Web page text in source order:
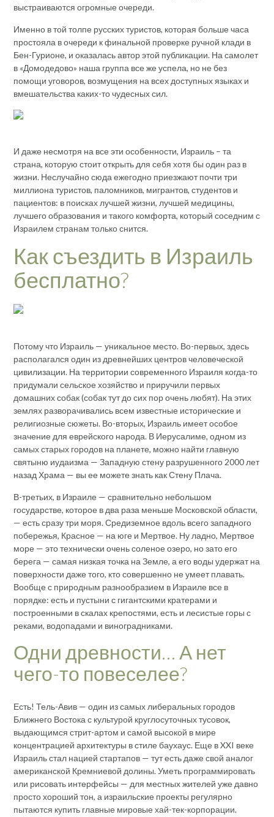
выстраиваются огромные очереди.
Именно в той толпе русских туристов, которая больше часа
простояла в очереди к финальной проверке ручной клади в
Бен-Гурионе, и оказалась автор этой публикации. На самолет
в «Домодедово» наша группа все же успела, но не без
помощи уговоров, возмущения на всех доступных языках и
вмешательства каких-то чудесных сил.
И даже несмотря на все эти особенности, Израиль – та
страна, которую стоит открыть для себя хотя бы один раз в
жизни. Неслучайно сюда ежегодно приезжают почти три
миллиона туристов, паломников, мигрантов, студентов и
пациентов: в поисках лучшей жизни, лучшей медицины,
лучшего образования и такого комфорта, который соседним с
Израилем странам только снится.
Как съездить в Израиль
бесплатно?
Потому что Израиль — уникальное место. Во-первых, здесь
располагался один из древнейших центров человеческой
цивилизации. На территории современного Израиля когда-то
придумали сельское хозяйство и приручили первых
домашних собак (собак тут до сих пор очень любят). На этих
землях разворачивались всем известные исторические и
религиозные сюжеты. Во-вторых, Израиль имеет особое
значение для еврейского народа. В Иерусалиме, одном из
самых старых городов на планете, можно найти главную
святыню иудаизма — Западную стену разрушенного 2000 лет
назад Храма — вы ее можете знать как Стену Плача.
В-третьих, в Израиле — сравнительно небольшом
государстве, которое в два раза меньше Московской области,
— есть сразу три моря. Средиземное вдоль всего западного
побережья, Красное — на юге и Мертвое. Ну ладно, Мертвое
море — это технически очень соленое озеро, но зато его
берега — самая низкая точка на Земле, а его воды удержат на
поверхности даже того, кто совершенно не умеет плавать.
Вообще с природным разнообразием в Израиле все в
порядке: есть и пустыни с гигантскими кратерами и
построенными в скалах крепостями, есть и лесистые горы с
реками, водопадами и виноградниками.
Одни древности… А нет
чего-то повеселее?
Есть! Тель-Авив — один из самых либеральных городов
Ближнего Востока с культурой круглосуточных тусовок,
выдающимся стрит-артом и самой высокой в мире
концентрацией архитектуры в стиле баухаус. Еще в XXI веке
Израиль стал нацией стартапов — тут есть даже свой аналог
американской Кремниевой долины. Уметь программировать
или рисовать интерфейсы — для местных жителей уже давно
просто хороший тон, а израильские проекты регулярно
пытаются купить главные мировые хай-тек-корпорации.